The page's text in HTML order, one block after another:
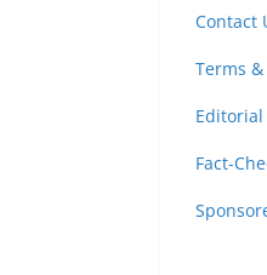
Contact
Terms
Editorial
Fact-